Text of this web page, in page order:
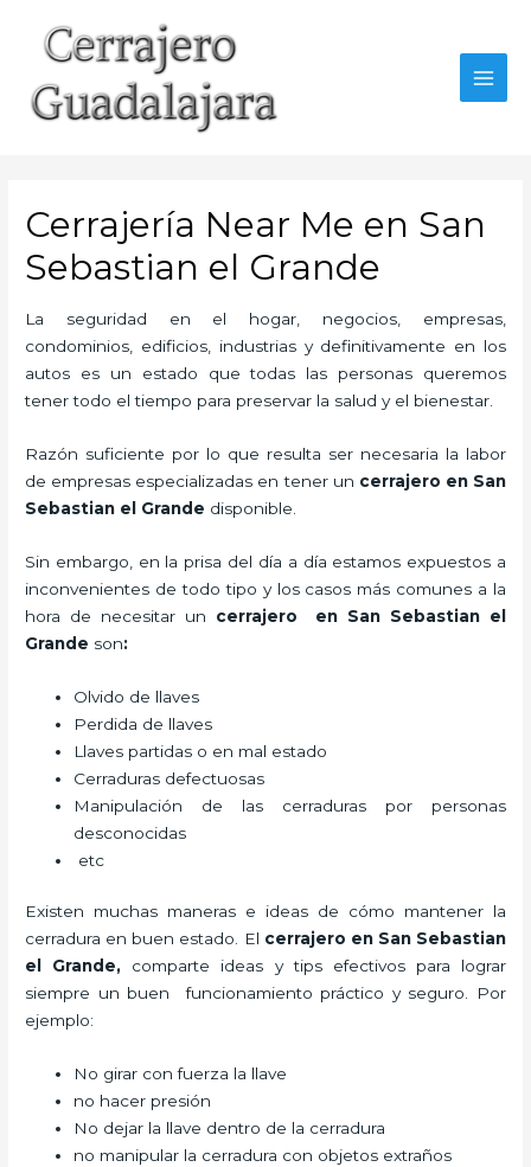
contenido
Cerrajería Near Me en San
Sebastian el Grande
La seguridad en el hogar, negocios, empresas,
condominios, edificios, industrias y definitivamente en los
autos es un estado que todas las personas queremos
tener todo el tiempo para preservar la salud y el bienestar.
Razón suficiente por lo que resulta ser necesaria la labor
de empresas especializadas en tener un cerrajero en San
Sebastian el Grande disponible.
Sin embargo, en la prisa del día a día estamos expuestos a
inconvenientes de todo tipo y los casos más comunes a la
hora de necesitar un cerrajero en San Sebastian el
Grande son:
Olvido de llaves
Perdida de llaves
Llaves partidas o en mal estado
Cerraduras defectuosas
Manipulación de las cerraduras por personas
desconocidas
etc
Existen muchas maneras e ideas de cómo mantener la
cerradura en buen estado. El cerrajero en San Sebastian
el Grande, comparte ideas y tips efectivos para lograr
siempre un buen funcionamiento práctico y seguro. Por
ejemplo:
No girar con fuerza la llave
no hacer presión
No dejar la llave dentro de la cerradura
no manipular la cerradura con objetos extraños